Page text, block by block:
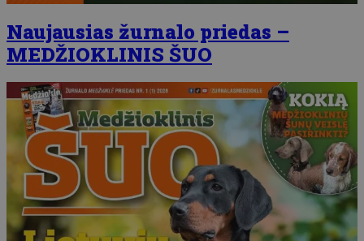
Naujausias žurnalo priedas –
MEDŽIOKLINIS ŠUO